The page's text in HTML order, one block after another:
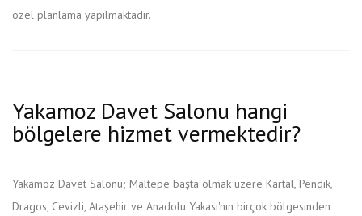
özel planlama yapılmaktadır.
Yakamoz Davet Salonu hangi
bölgelere hizmet vermektedir?
Yakamoz Davet Salonu; Maltepe başta olmak üzere Kartal, Pendik,
Dragos, Cevizli, Ataşehir ve Anadolu Yakası'nın birçok bölgesinden